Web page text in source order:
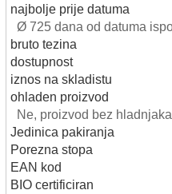
najbolje prije datuma
Ø 725 dana od datuma
bruto tezina
dostupnost
iznos na skladistu
ohladen proizvod
Ne, proizvod bez hladnjaka
Jedinica pakiranja
Porezna stopa
EAN kod
BIO certificiran